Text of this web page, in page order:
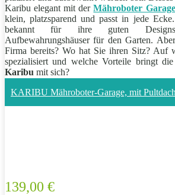
Karibu elegant mit derMähroboter Garage
klein, platzsparend und passt in jede
bekannt für ihre guten Designs
Aufbewahrungshäuser für den Garten.
Firma bereits? Wo hat Sie ihren Sitz? Auf
spezialisiert und welche Vorteile bringt die
Karibu mit sich?
KARIBU Mähroboter-Garage, mit
139,00 €